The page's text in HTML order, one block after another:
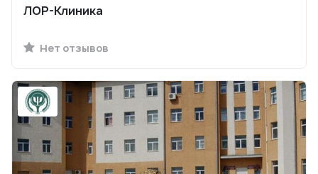
ЛОР-Клиника
Нет отзывов